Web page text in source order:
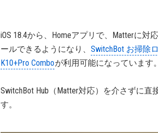
iOS 18.4から、Homeアプリで、Matterに
ールできるようになり、 SwitchBot お掃除
K10+Pro Comboが利用可能になっています。
SwitchBot Hub（Matter対応）を介さずに
す。